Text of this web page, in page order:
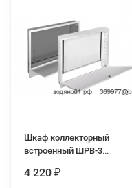
Шкаф коллекторный
встроенный ШРВ-3
4 220 ₽